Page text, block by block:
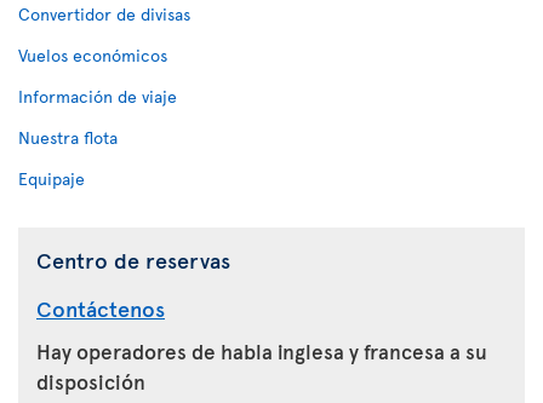
Convertidor de divisas
Vuelos económicos
Información de viaje
Nuestra flota
Equipaje
Centro de reservas
Contáctenos
Hay operadores de habla inglesa y francesa a su
disposición